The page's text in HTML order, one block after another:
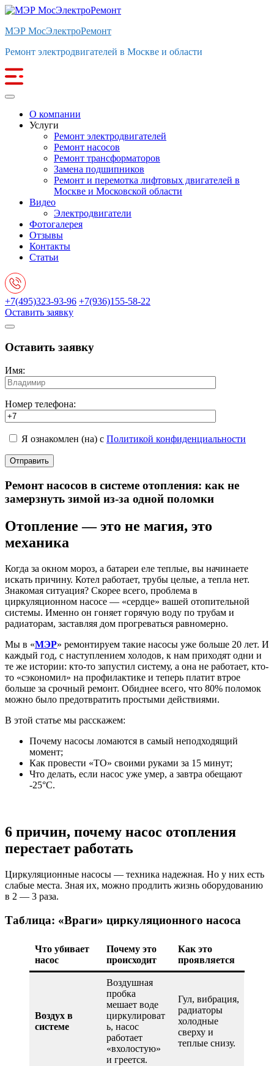
МЭР МосЭлектроРемонт
Ремонт электродвигателей в Москве и области
О компании
Услуги
Ремонт электродвигателей
Ремонт насосов
Ремонт трансформаторов
Замена подшипников
Ремонт и перемотка лифтовых двигателей в
Москве и Московской области
Видео
Электродвигатели
Фотогалерея
Отзывы
Контакты
Статьи
+7(495)323-93-96 +7(936)155-58-22
Оставить заявку
Оставить заявку
Имя:
Номер телефона:
Я ознакомлен (на) с Политикой конфиденциальности
Ремонт насосов в системе отопления: как не
замерзнуть зимой из-за одной поломки
Отопление — это не магия, это
механика
Когда за окном мороз, а батареи еле теплые, вы начинаете
искать причину. Котел работает, трубы целые, а тепла нет.
Знакомая ситуация? Скорее всего, проблема в
циркуляционном насосе — «сердце» вашей отопительной
системы. Именно он гоняет горячую воду по трубам и
радиаторам, заставляя дом прогреваться равномерно.
Мы в «МЭР» ремонтируем такие насосы уже больше 20 лет. И
каждый год, с наступлением холодов, к нам приходят одни и
те же истории: кто-то запустил систему, а она не работает, кто-
то «сэкономил» на профилактике и теперь платит втрое
больше за срочный ремонт. Обиднее всего, что 80% поломок
можно было предотвратить простыми действиями.
В этой статье мы расскажем:
Почему насосы ломаются в самый неподходящий
момент;
Как провести «ТО» своими руками за 15 минут;
Что делать, если насос уже умер, а завтра обещают
-25°C.
6 причин, почему насос отопления
перестает работать
Циркуляционные насосы — техника надежная. Но у них есть
слабые места. Зная их, можно продлить жизнь оборудованию
в 2 — 3 раза.
Таблица: «Враги» циркуляционного насоса
Что убивает
насос
Почему это
происходит
Как это
проявляется
Воздух в
системе
Воздушная
пробка
мешает воде
циркулироват
ь, насос
работает
«вхолостую»
и греется.
Гул, вибрация,
радиаторы
холодные
сверху и
теплые снизу.